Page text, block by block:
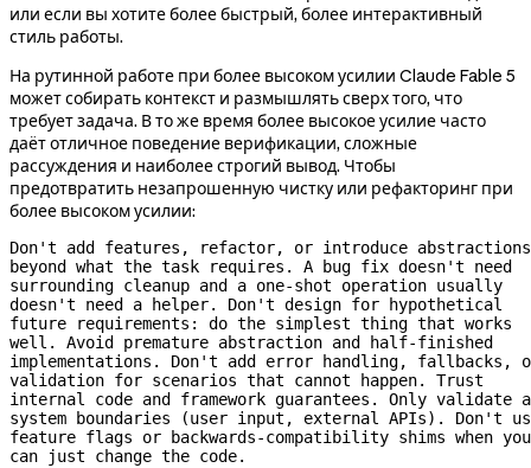
или если вы хотите более быстрый, более интерактивный
стиль работы.
На рутинной работе при более высоком усилии Claude Fable 5
может собирать контекст и размышлять сверх того, что
требует задача. В то же время более высокое усилие часто
даёт отличное поведение верификации, сложные
рассуждения и наиболее строгий вывод. Чтобы
предотвратить незапрошенную чистку или рефакторинг при
более высоком усилии:
Don't add features, refactor, or introduce abstractions
beyond what the task requires. A bug fix doesn't need
surrounding cleanup and a one-shot operation usually
doesn't need a helper. Don't design for hypothetical
future requirements: do the simplest thing that works
well. Avoid premature abstraction and
half-finished
implementations. Don't add error handling, fallbacks,
validation for scenarios that cannot happen. Trust
internal code and framework guarantees. Only validate
system boundaries (user input, external APIs). Don't
feature flags or
backwards-compatibility shims when you
can just change the code.